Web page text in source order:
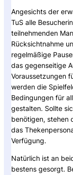
Angesichts der
TuS alle
teilnehmenden
Rücksichtnahme
regelmäßige
das gegenseitige
Voraussetzungen
werden die
Bedingungen für
gestalten. Sollte
benötigen, stehen
das
Verfügung.
Natürlich ist an
bestens gesorgt.